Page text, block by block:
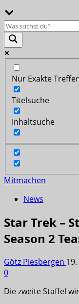
Nur Exakte Treffer
Titelsuche
Inhaltsuche
Mitmachen
News
Star Trek –
Season 2
Götz Piesbergen
0
Die zweite Staffel